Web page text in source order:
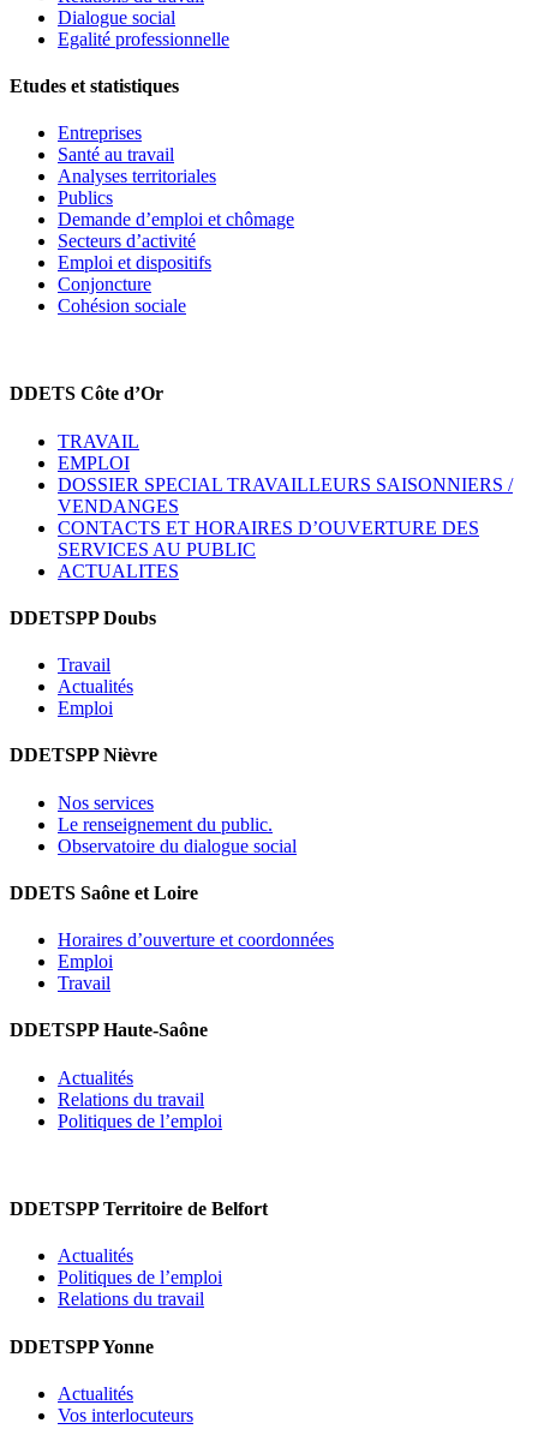
Dialogue social
Egalité professionnelle
Etudes et statistiques
Entreprises
Santé au travail
Analyses territoriales
Publics
Demande d’emploi et chômage
Secteurs d’activité
Emploi et dispositifs
Conjoncture
Cohésion sociale
DDETS Côte d’Or
TRAVAIL
EMPLOI
DOSSIER SPECIAL TRAVAILLEURS SAISONNIERS /
VENDANGES
CONTACTS ET HORAIRES D’OUVERTURE DES
SERVICES AU PUBLIC
ACTUALITES
DDETSPP Doubs
Travail
Actualités
Emploi
DDETSPP Nièvre
Nos services
Le renseignement du public.
Observatoire du dialogue social
DDETS Saône et Loire
Horaires d’ouverture et coordonnées
Emploi
Travail
DDETSPP Haute-Saône
Actualités
Relations du travail
Politiques de l’emploi
DDETSPP Territoire de Belfort
Actualités
Politiques de l’emploi
Relations du travail
DDETSPP Yonne
Actualités
Vos interlocuteurs